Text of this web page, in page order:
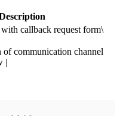
callback request form\
communication channel
|